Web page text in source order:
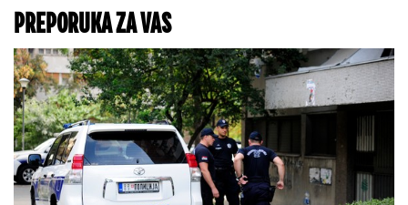
"MOŽDA JE ON SERIJSKI
UBICA"Žarko Popović za
Blic TV o misteriji ubistva
lepe Ruskinje u
Beogradu: "Treba
proveriti da nije još
negde u Srbiji napravio
neko ZLO"